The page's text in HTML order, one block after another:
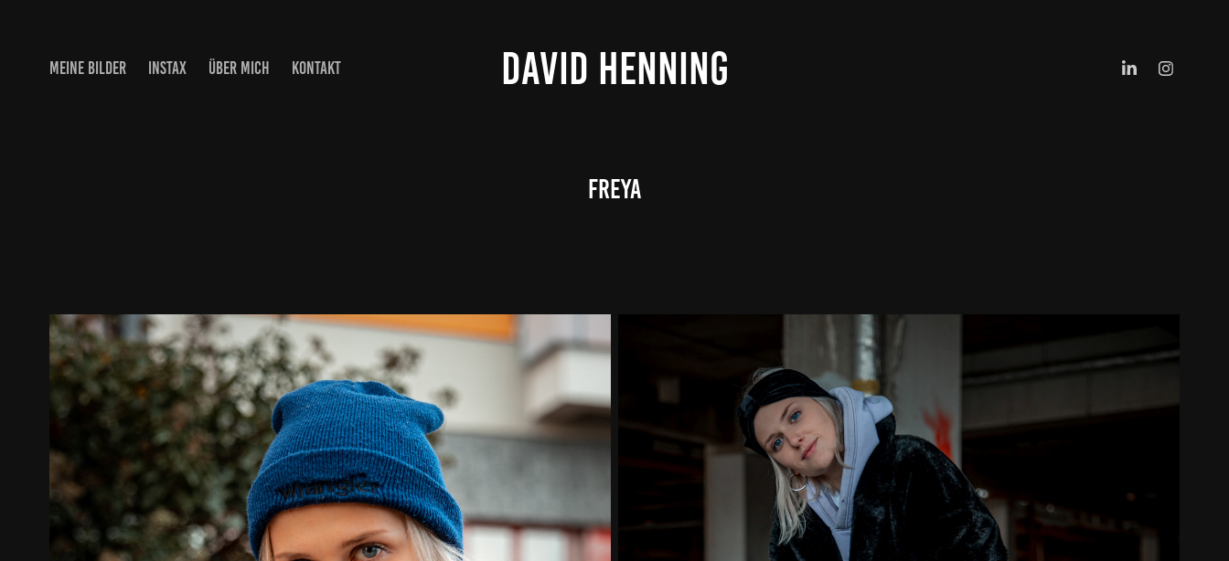
MEINE BILDER INSTAX ÜBER MICH KONTAKT DAVID HENNING
Freya